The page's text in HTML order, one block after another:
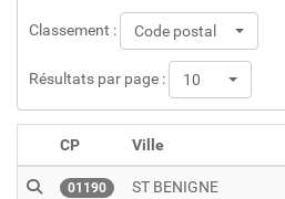
Classement : Code postal
Résultats par page : 10
CP Ville
01190 ST BENIGNE